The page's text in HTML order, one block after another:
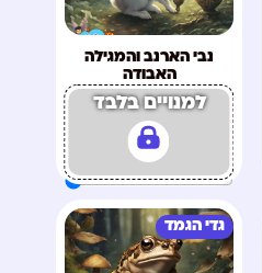
נבי הארנב והמגילה
האבודה
למנויים בלבד
גדי הגמד